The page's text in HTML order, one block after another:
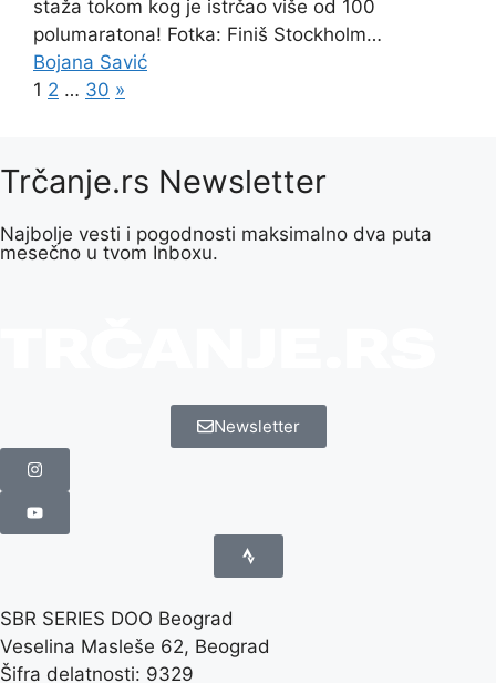
staža tokom kog je istrčao više od 100
polumaratona! Fotka: Finiš Stockholm…
Bojana Savić
1 2 … 30 »
Trčanje.rs Newsletter
Najbolje vesti i pogodnosti maksimalno dva puta
mesečno u tvom Inboxu.
Newsletter
SBR SERIES DOO Beograd
Veselina Masleše 62, Beograd
Šifra delatnosti: 9329